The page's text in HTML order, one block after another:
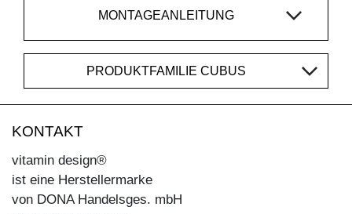
MONTAGEANLEITUNG
PRODUKTFAMILIE CUBUS
KONTAKT
vitamin design®
ist eine Herstellermarke
von DONA Handelsges. mbH